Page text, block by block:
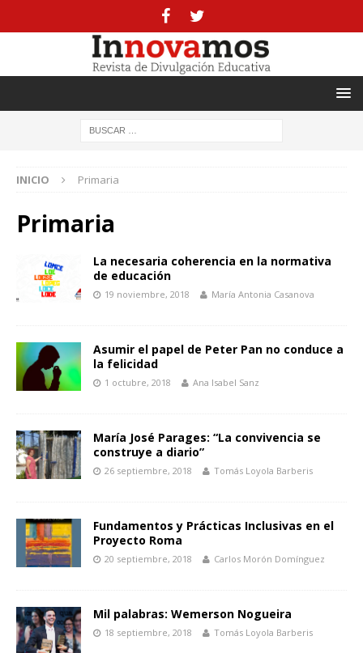
INICIO Primaria
Primaria
La necesaria coherencia en la normativa
de educación
19 noviembre, 2018 María Antonia Casanova
Asumir el papel de Peter Pan no conduce a
la felicidad
1 octubre, 2018 Ana Isabel Sanz
María José Parages: “La convivencia se
construye a diario”
26 septiembre, 2018 Tomás Loyola Barberis
Fundamentos y Prácticas Inclusivas en el
Proyecto Roma
20 septiembre, 2018 Carlos Morón Domínguez
Mil palabras: Wemerson Nogueira
18 septiembre, 2018 Tomás Loyola Barberis